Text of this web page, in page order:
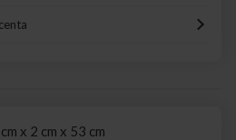
x 2 cm x 53 cm